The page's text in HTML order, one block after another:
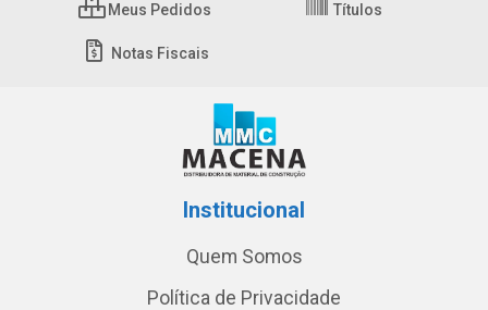
Meus Pedidos Títulos
Notas Fiscais
Institucional
Quem Somos
Política de Privacidade